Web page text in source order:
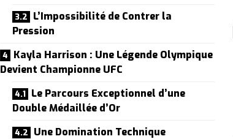
L’Impossibilité de Contrer la
Pression
Kayla Harrison : Une Légende Olympique
Devient Championne UFC
Le Parcours Exceptionnel d’une
Double Médaillée d’Or
Une Domination Technique